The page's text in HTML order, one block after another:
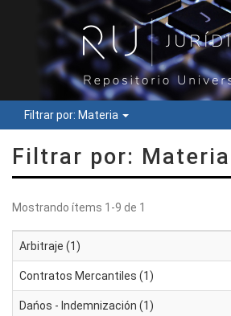
Filtrar por: Materia
Filtrar por: Materia
Mostrando ítems 1-9 de 1
Arbitraje (1)
Contratos Mercantiles (1)
Dańos - Indemnización (1)